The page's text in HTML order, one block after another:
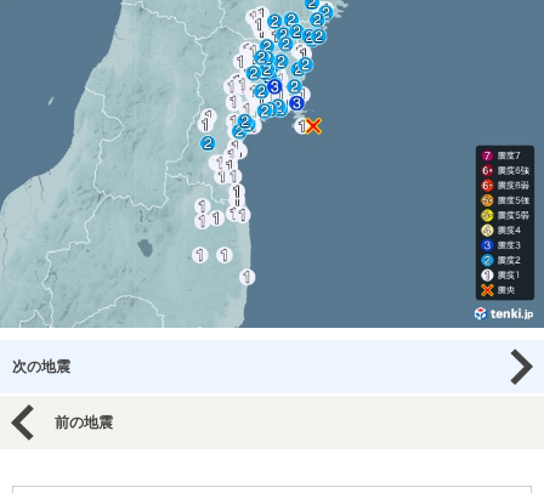
次の地震
前の地震